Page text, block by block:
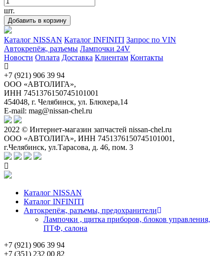
шт.
Добавить в корзину
Каталог NISSAN Каталог INFINITI Запрос по VIN
Автокрепёж, разъемы Лампочки 24V
Новости Оплата Доставка Клиентам Контакты
+7 (921) 906 39 94
ООО «АВТОЛИГА»,
ИНН 7451376150745101001
454048, г. Челябинск, ул. Блюхера,14
E-mail: mag@nissan-chel.ru
2022 © Интернет-магазин запчастей nissan-chel.ru
ООО «АВТОЛИГА», ИНН 7451376150745101001,
г.Челябинск, ул.Тарасова, д. 46, пом. 3
Каталог NISSAN
Каталог INFINITI
Автокрепёж, разъемы, предохранители
Лампочки , щитка приборов, блоков управления,
ПТФ, салона
+7 (921) 906 39 94
+7 (351) 232 00 82